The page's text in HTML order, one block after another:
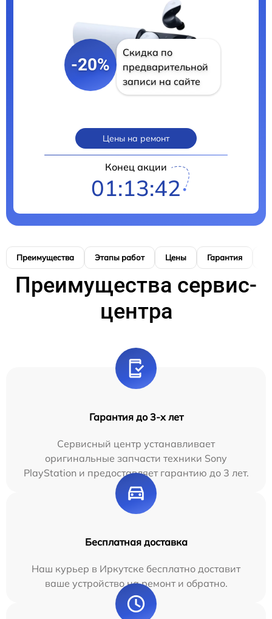
-20%
Скидка по
предварительной
записи на сайте
Цены на ремонт
Конец акции
01:13:41
Преимущества Этапы работ Цены Гарантия
Преимущества сервис-
центра
Гарантия до 3-х лет
Сервисный центр устанавливает
оригинальные запчасти техники Sony
PlayStation и предоставляет гарантию до 3 лет.
Бесплатная доставка
Наш курьер в Иркутске бесплатно доставит
ваше устройство на ремонт и обратно.